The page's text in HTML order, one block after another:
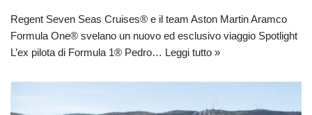
Regent Seven Seas Cruises® e il team Aston Martin Aramco
Formula One® svelano un nuovo ed esclusivo viaggio Spotlight
L’ex pilota di Formula 1® Pedro… Leggi tutto »